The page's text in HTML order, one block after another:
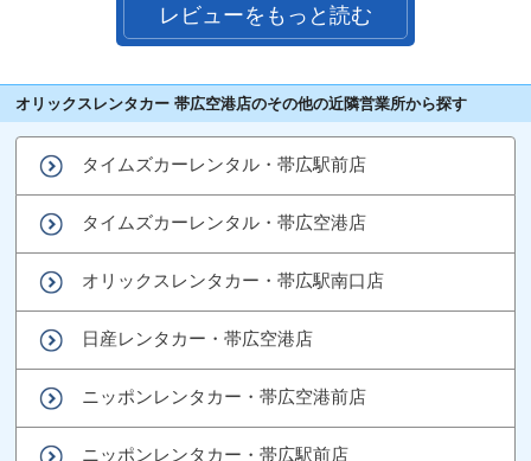
レビューをもっと読む
オリックスレンタカー 帯広空港店のその他の近隣営業所から探す
タイムズカーレンタル・帯広駅前店
タイムズカーレンタル・帯広空港店
オリックスレンタカー・帯広駅南口店
日産レンタカー・帯広空港店
ニッポンレンタカー・帯広空港前店
ニッポンレンタカー・帯広駅前店